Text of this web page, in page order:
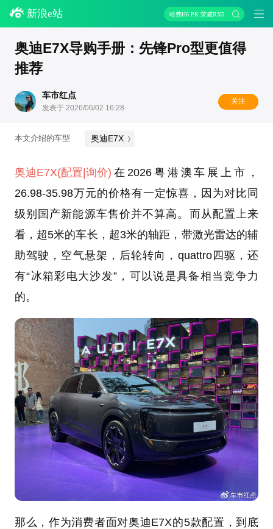
新浪e站 哈弗H6 PK 荣威RX5
奥迪E7X导购手册：先锋Pro型更值得
推荐
车市红点
发表于 2026/06/02 16:28
关注
本文介绍的车型 奥迪E7X
奥迪E7X(配置|询价) 在2026粤港澳车展上市，
26.98-35.98万元的价格有一定惊喜，因为对比同
级别国产新能源车售价并不算高。而从配置上来
看，超5米的车长，超3米的轴距，带激光雷达的辅
助驾驶，空气悬架，后轮转向，quattro四驱，还
有“冰箱彩电大沙发”，可以说是具备相当竞争力
的。
那么，作为消费者面对奥迪E7X的5款配置，到底